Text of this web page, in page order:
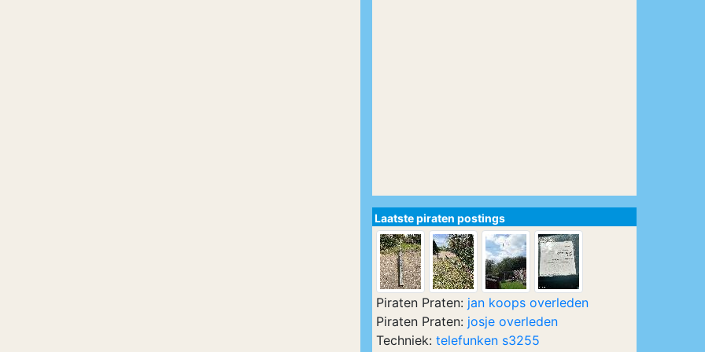
Laatste piraten postings
Piraten Praten: jan koops overleden
Piraten Praten: josje overleden
Techniek: telefunken s3255